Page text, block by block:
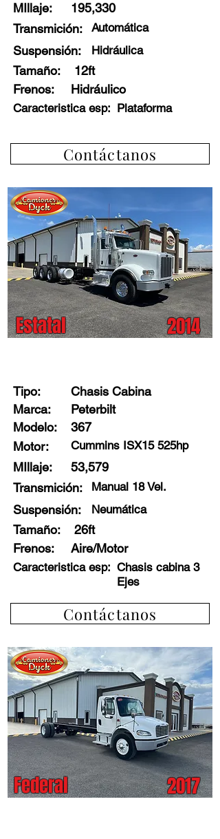
MIllaje:
195,330
Transmición:
Automática
Suspensión: Hidráulica
Tamaño:
12ft
Frenos: Hidráulico
Caracteristica esp: Plataforma
Contáctanos
Estatal 2014
Tipo:
Chasis Cabina
Marca:
Peterbilt
367
Modelo:
Motor:
Cummins ISX15 525hp
MIllaje:
53,579
Transmición:
Manual 18 Vel.
Suspensión: Neumática
Tamaño:
26ft
Frenos: Aire/Motor
Caracteristica esp: Chasis cabina 3
Ejes
Contáctanos
Federal 2017